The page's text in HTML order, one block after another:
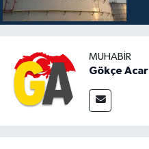
MUHABIR
Gökçe Acar